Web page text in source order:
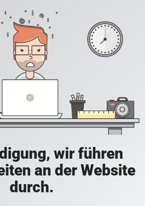
wir führen
an der Website
durch.